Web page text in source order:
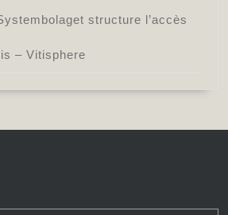
structure l’accès
– Vitisphere